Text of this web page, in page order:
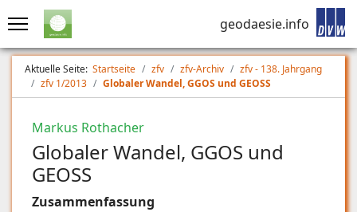
geodaesie.info
Aktuelle Seite: Startseite zfv zfv-Archiv
zfv - 138. Jahrgang
zfv 1/2013
Globaler Wandel, GGOS und GEOSS
Markus Rothacher
Globaler Wandel, GGOS und
GEOSS
Zusammenfassung